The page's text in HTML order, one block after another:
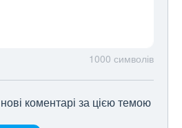
1000 символів
коментарі за цією темою